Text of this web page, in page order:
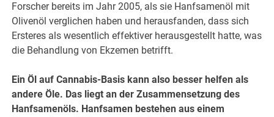
Forscher bereits im Jahr 2005, als sie Hanfsamenöl mit
Olivenöl verglichen haben und herausfanden, dass sich
Ersteres als wesentlich effektiver herausgestellt hatte, was
die Behandlung von Ekzemen betrifft.
Ein Öl auf Cannabis-Basis kann also besser helfen als
andere Öle. Das liegt an der Zusammensetzung des
Hanfsamenöls. Hanfsamen bestehen aus einem